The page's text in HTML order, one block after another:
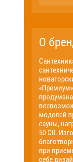
О
моделей
сауны,
50 С0.
при
себе